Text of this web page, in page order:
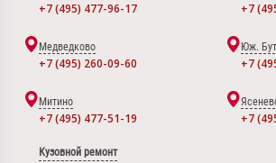
+7 (495) 477-96-17 +7
Медведково
+7 (495) 260-09-60
Юж.
+7
Митино
+7 (495) 477-51-19 +7
Кузовной ремонт